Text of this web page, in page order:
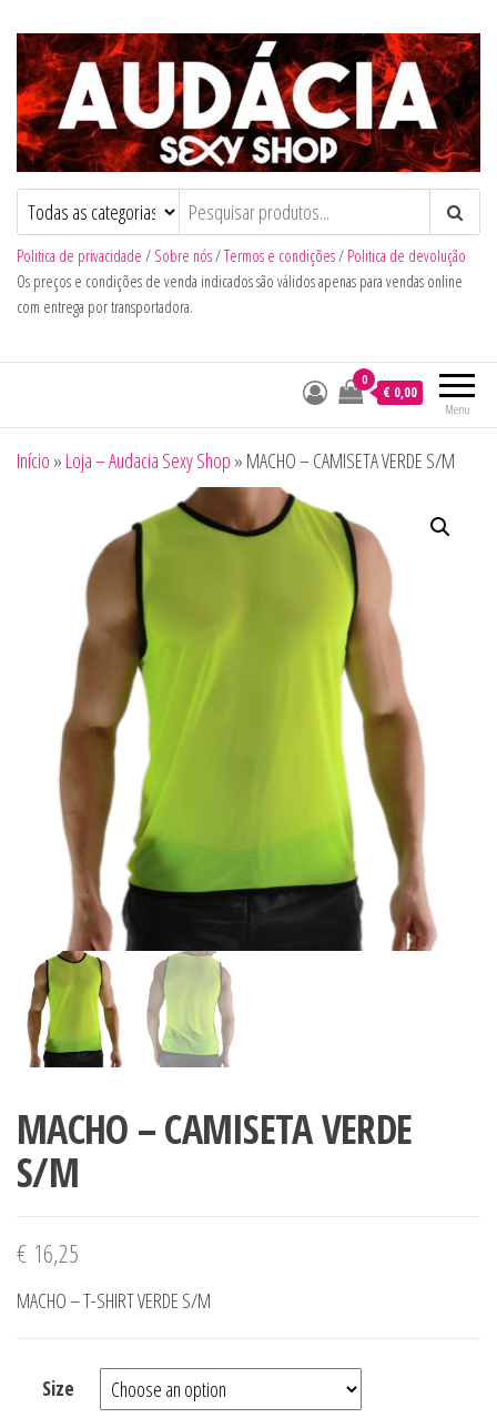
Audacia Sexy Shop
Politica de privacidade / Sobre nós/Termos e condições/ Politica de devolução
Os preços e condições de venda indicados são válidos apenas para vendas online
com entrega por transportadora.
Menu
0
€ 0,00
Início » Loja – Audacia Sexy Shop » MACHO – CAMISETA VERDE S/M
MACHO – CAMISETA VERDE
S/M
€ 16,25
MACHO – T-SHIRT VERDE S/M
Size